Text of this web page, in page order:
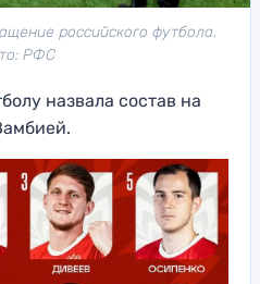
российского футбола.
РФС
назвала состав на